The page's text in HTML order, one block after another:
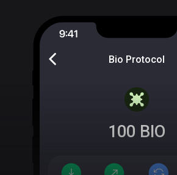
Bio Protocol
100 BIO